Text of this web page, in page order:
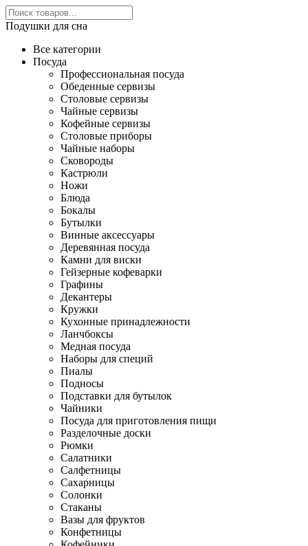
Подушки для сна
Все категории
Посуда
Профессиональная посуда
Обеденные сервизы
Столовые сервизы
Чайные сервизы
Кофейные сервизы
Столовые приборы
Чайные наборы
Сковороды
Кастрюли
Ножи
Блюда
Бокалы
Бутылки
Винные аксессуары
Деревянная посуда
Камни для виски
Гейзерные кофеварки
Графины
Декантеры
Кружки
Кухонные принадлежности
Ланчбоксы
Медная посуда
Наборы для специй
Пиалы
Подносы
Подставки для бутылок
Чайники
Посуда для приготовления пищи
Разделочные доски
Рюмки
Салатники
Салфетницы
Сахарницы
Солонки
Стаканы
Вазы для фруктов
Конфетницы